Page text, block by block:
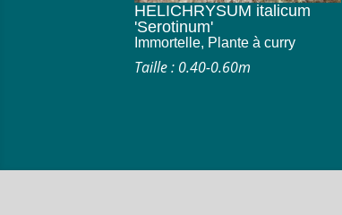
HELICHRYSUM italicum
'Serotinum'
Immortelle, Plante à curry
Taille : 0.40-0.60m